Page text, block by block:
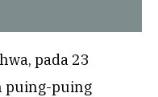
pada 23
puing-puing